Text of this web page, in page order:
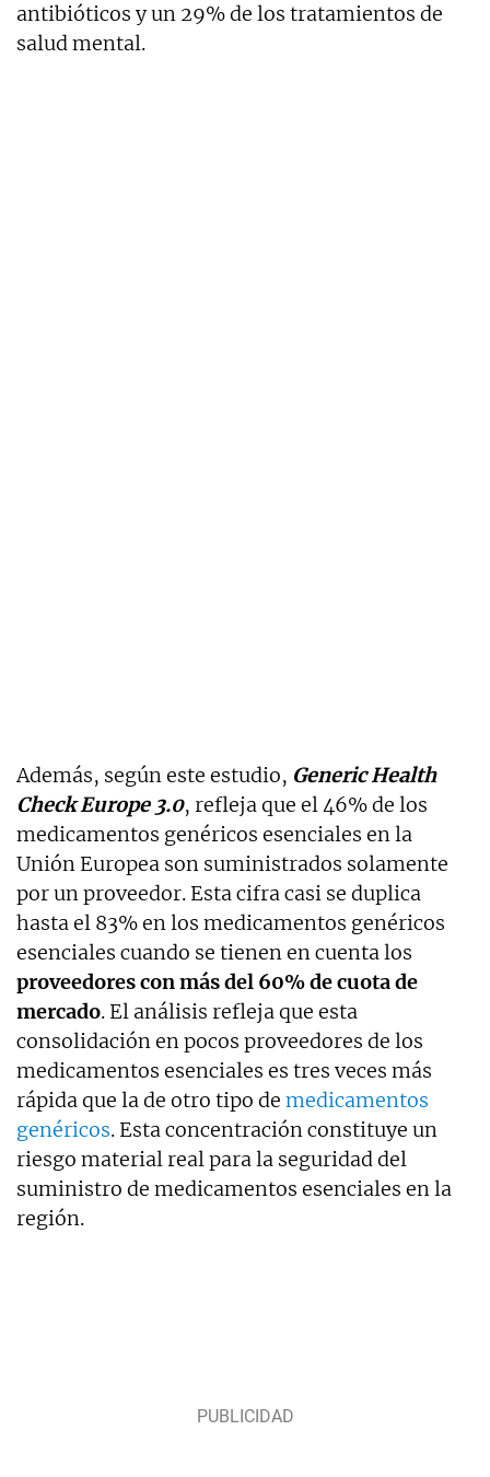
antibióticos y un 29% de los tratamientos de
salud mental.
Además, según este estudio, Generic Health
Check Europe 3.0, refleja que el 46% de los
medicamentos genéricos esenciales en la
Unión Europea son suministrados solamente
por un proveedor. Esta cifra casi se duplica
hasta el 83% en los medicamentos genéricos
esenciales cuando se tienen en cuenta los
proveedores con más del 60% de cuota de
mercado. El análisis refleja que esta
consolidación en pocos proveedores de los
medicamentos esenciales es tres veces más
rápida que la de otro tipo de medicamentos
genéricos. Esta concentración constituye un
riesgo material real para la seguridad del
suministro de medicamentos esenciales en la
región.